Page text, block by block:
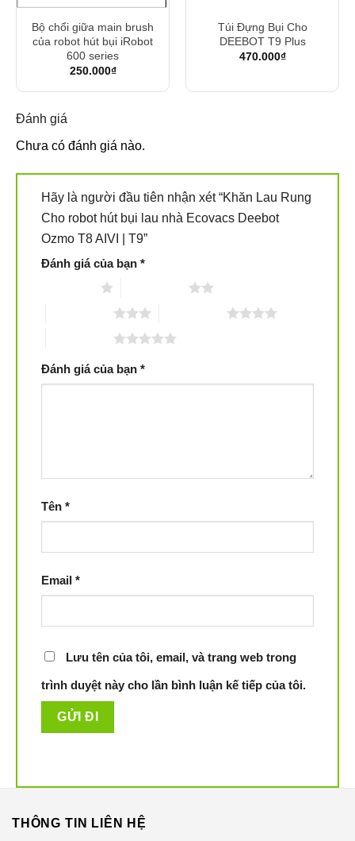
Bộ chổi giữa main brush
của robot hút bụi iRobot
600 series
250.000₫
Túi Đựng Bụi Cho
DEEBOT T9 Plus
470.000₫
Đánh giá
Chưa có đánh giá nào.
Hãy là người đầu tiên nhận xét “Khăn Lau Rung
Cho robot hút bụi lau nhà Ecovacs Deebot
Ozmo T8 AIVI | T9”
Đánh giá của bạn *
Đánh giá của bạn *
Tên *
Email *
Lưu tên của tôi, email, và trang web trong
trình duyệt này cho lần bình luận kế tiếp của tôi.
THÔNG TIN LIÊN HỆ